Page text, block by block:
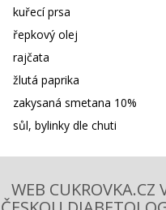
kuřecí prsa
řepkový olej
rajčata
žlutá paprika
zakysaná smetana 10%
sůl, bylinky dle chuti
WEB CUKROVKA.CZ